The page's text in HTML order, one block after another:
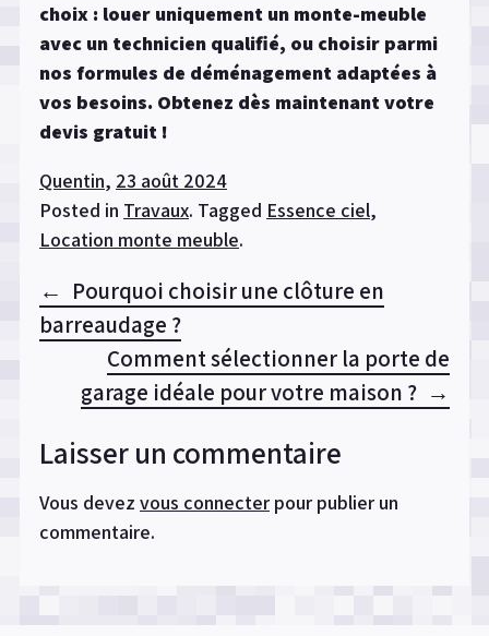
choix : louer uniquement un monte-meuble
avec un technicien qualifié, ou choisir parmi
nos formules de déménagement adaptées à
vos besoins. Obtenez dès maintenant votre
devis gratuit !
Quentin, 23 août 2024
Posted in Travaux. Tagged Essence ciel,
Location monte meuble.
Navigation
l’article
Pourquoi choisir une clôture en
barreaudage ?
Comment sélectionner la porte de
garage idéale pour votre maison ?
Laisser un commentaire
Vous devez vous connecterpour publier un
commentaire.